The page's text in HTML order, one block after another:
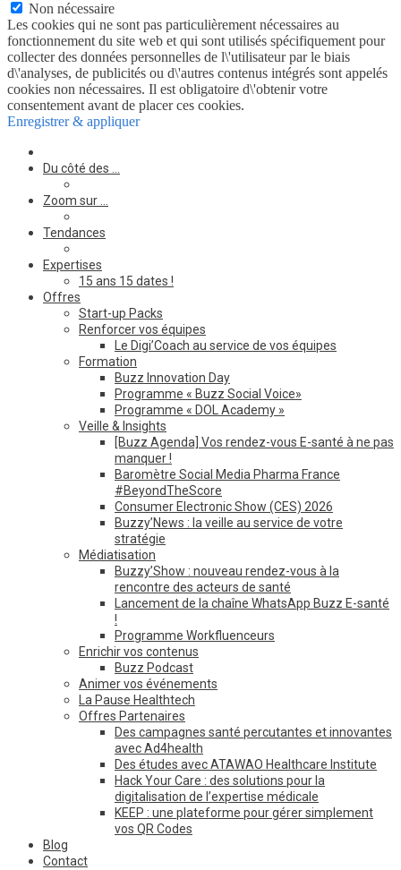
Non nécessaire
Les cookies qui ne sont pas particulièrement nécessaires au
fonctionnement du site web et qui sont utilisés spécifiquement pour
collecter des données personnelles de l\'utilisateur par le biais
d\'analyses, de publicités ou d\'autres contenus intégrés sont appelés
cookies non nécessaires. Il est obligatoire d\'obtenir votre
consentement avant de placer ces cookies.
Enregistrer & appliquer
Du côté des …
Zoom sur …
Tendances
Expertises
15 ans 15 dates !
Offres
Start-up Packs
Renforcer vos équipes
Le Digi’Coach au service de vos équipes
Formation
Buzz Innovation Day
Programme « Buzz Social Voice»
Programme « DOL Academy »
Veille & Insights
[Buzz Agenda] Vos rendez-vous E-santé à ne pas
manquer !
Baromètre Social Media Pharma France
#BeyondTheScore
Consumer Electronic Show (CES) 2026
Buzzy’News : la veille au service de votre
stratégie
Médiatisation
Buzzy’Show : nouveau rendez-vous à la
rencontre des acteurs de santé
Lancement de la chaîne WhatsApp Buzz E-santé
!
Programme Workfluenceurs
Enrichir vos contenus
Buzz Podcast
Animer vos événements
La Pause Healthtech
Offres Partenaires
Des campagnes santé percutantes et innovantes
avec Ad4health
Des études avec ATAWAO Healthcare Institute
Hack Your Care : des solutions pour la
digitalisation de l’expertise médicale
KEEP : une plateforme pour gérer simplement
vos QR Codes
Blog
Contact